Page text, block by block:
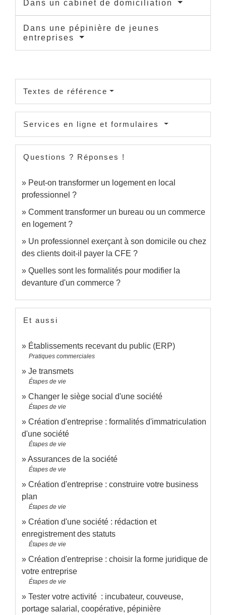
Dans un cabinet de domiciliation
Dans une pépinière de jeunes
entreprises
Textes de référence
Services en ligne et formulaires
Questions ? Réponses !
Peut-on transformer un logement en local
professionnel ?
Comment transformer un bureau ou un commerce
en logement ?
Un professionnel exerçant à son domicile ou chez
des clients doit-il payer la CFE ?
Quelles sont les formalités pour modifier la
devanture d'un commerce ?
Et aussi
Établissements recevant du public (ERP)
Pratiques commerciales
Je transmets
Étapes de vie
Changer le siège social d'une société
Étapes de vie
Création d'entreprise : formalités d'immatriculation
d'une société
Étapes de vie
Assurances de la société
Étapes de vie
Création d'entreprise : construire votre business
plan
Étapes de vie
Création d'une société : rédaction et
enregistrement des statuts
Étapes de vie
Création d'entreprise : choisir la forme juridique de
votre entreprise
Étapes de vie
Tester votre activité : incubateur, couveuse,
portage salarial, coopérative, pépinière